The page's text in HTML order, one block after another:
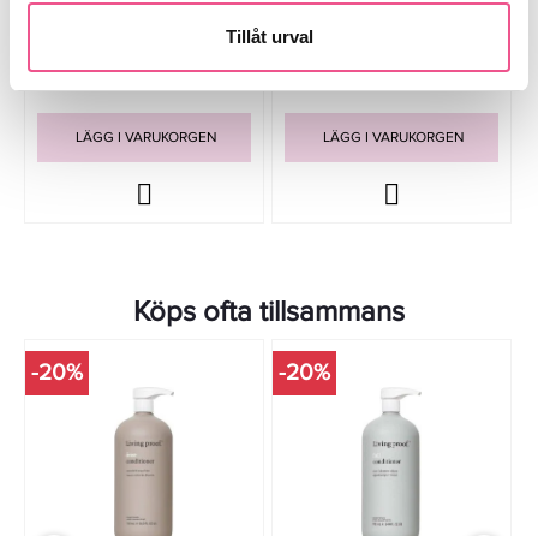
Tillåt urval
750ml - Schampo
549 kr 439,20 kr
LÄGG I VARUKORGEN
710ml - Schampo
899 kr 719,20 kr
LÄGG I VARUKORGEN
Köps ofta tillsammans
-20% -20%